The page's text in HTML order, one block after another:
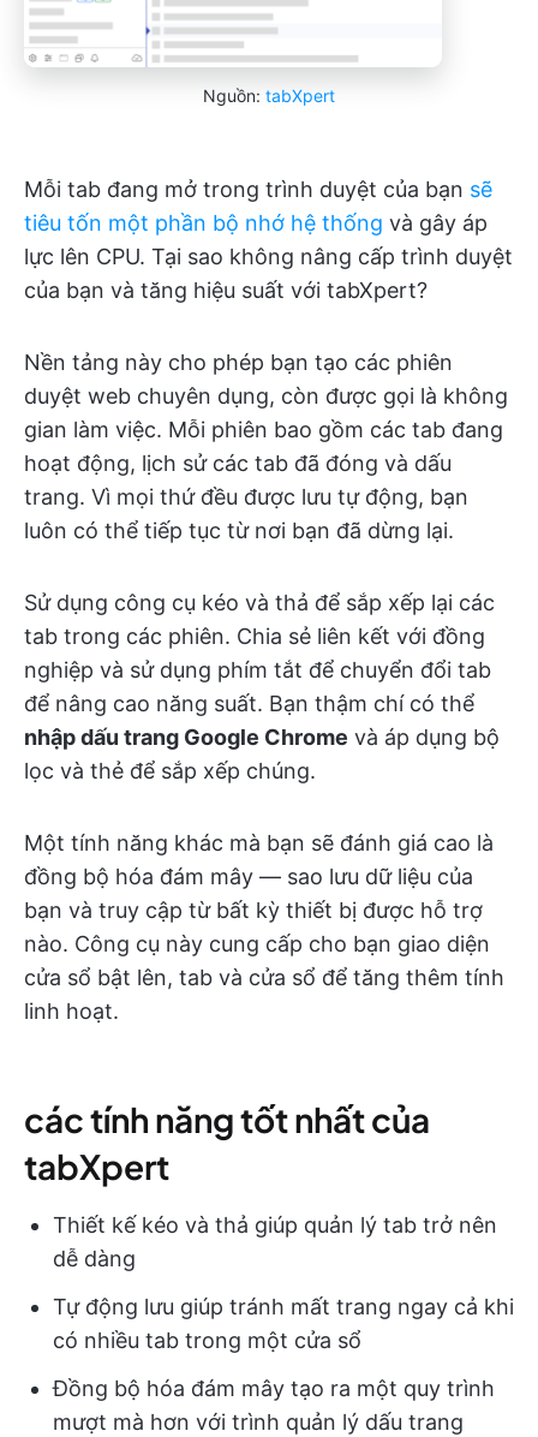
Nguồn: tabXpert
Mỗi tab đang mở trong trình duyệt của bạn sẽ
tiêu tốn một phần bộ nhớ hệ thống và gây áp
lực lên CPU. Tại sao không nâng cấp trình duyệt
của bạn và tăng hiệu suất với tabXpert?
Nền tảng này cho phép bạn tạo các phiên
duyệt web chuyên dụng, còn được gọi là không
gian làm việc. Mỗi phiên bao gồm các tab đang
hoạt động, lịch sử các tab đã đóng và dấu
trang. Vì mọi thứ đều được lưu tự động, bạn
luôn có thể tiếp tục từ nơi bạn đã dừng lại.
Sử dụng công cụ kéo và thả để sắp xếp lại các
tab trong các phiên. Chia sẻ liên kết với đồng
nghiệp và sử dụng phím tắt để chuyển đổi tab
để nâng cao năng suất. Bạn thậm chí có thể
nhập dấu trang Google Chrome và áp dụng bộ
lọc và thẻ để sắp xếp chúng.
Một tính năng khác mà bạn sẽ đánh giá cao là
đồng bộ hóa đám mây — sao lưu dữ liệu của
bạn và truy cập từ bất kỳ thiết bị được hỗ trợ
nào. Công cụ này cung cấp cho bạn giao diện
cửa sổ bật lên, tab và cửa sổ để tăng thêm tính
linh hoạt.
các tính năng tốt nhất của
tabXpert
Thiết kế kéo và thả giúp quản lý tab trở nên
dễ dàng
Tự động lưu giúp tránh mất trang ngay cả khi
có nhiều tab trong một cửa sổ
Đồng bộ hóa đám mây tạo ra một quy trình
mượt mà hơn với trình quản lý dấu trang